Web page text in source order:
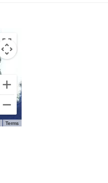
Terms